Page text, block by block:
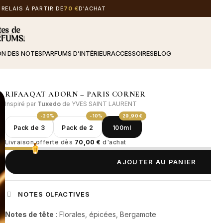
À PARTIR DE70 €D'ACHAT
DES NOTESPARFUMS D’INTÉRIEURACCESSOIRESBLOG
RIFAAQAT ADORN – PARIS CORNER
Inspiré par Tuxedo de YVES SAINT LAURENT
Pack de 3
-20%
Pack de 2
-10%
100ml
29,90 €
Livraison offerte dès 70,00 € d'achat
AJOUTER AU PANIER
NOTES OLFACTIVES
Notes de tête : Florales, épicées, Bergamote